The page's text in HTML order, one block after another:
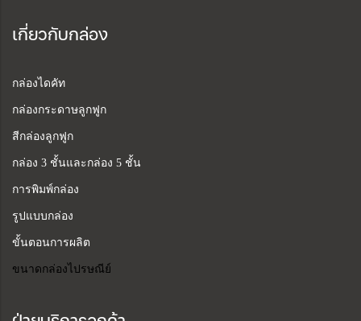
เกี่ยวกับกล่อง
กล่องไดคัท
กล่องกระดาษลูกฟูก
สีกล่องลูกฟูก
กล่อง 3 ชั้นและกล่อง 5 ชั้น
การพิมพ์กล่อง
รูปแบบกล่อง
ขั้นตอนการผลิต
ขนาดกล่องไปรษณีย์